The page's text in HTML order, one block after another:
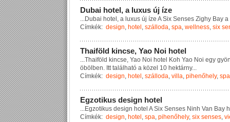
Dubai hotel, a luxus új íze
...Dubai hote , a uxus új íze A Six Senses Zig hy Bay a
Címkék: design, hotel , szálloda, spa, wellness, six
Thaiföld kincse, Yao Noi hotel
...Thaifö d kincse, Yao Noi hote Koh Yao Noi egy gyö
öbö ben. tt ta á ható a köze 10 he ktárny...
Címkék: design, hotel , szálloda, villa, pihenőhely, spa
Egzotikus design hotel
...Egzoti kus design hote A Six Senses Nin h Van Bay h
Címkék: design, hotel , spa, pihenőhely, six senses,